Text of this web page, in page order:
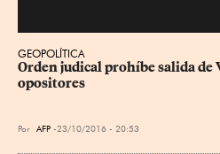
GEOPOLÍTICA
Orden judical prohíbe salida de
opositores
Por AFP 23/10/2016 - 20:53